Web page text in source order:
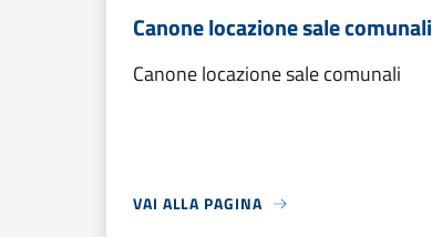
Canone locazione sale comunali
Canone locazione sale comunali
VAI ALLA PAGINA